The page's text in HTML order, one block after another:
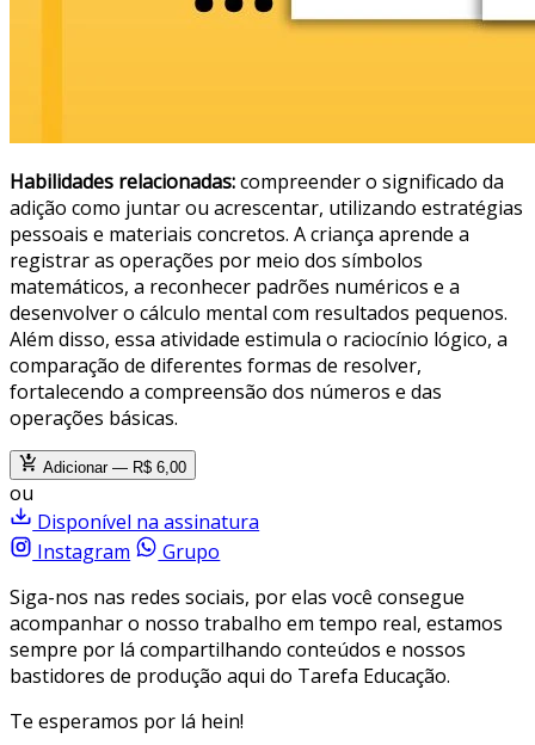
Habilidades relacionadas:compreender o significado da
adição como juntar ou acrescentar, utilizando estratégias
pessoais e materiais concretos. A criança aprende a
registrar as operações por meio dos símbolos
matemáticos, a reconhecer padrões numéricos e a
desenvolver o cálculo mental com resultados pequenos.
Além disso, essa atividade estimula o raciocínio lógico, a
comparação de diferentes formas de resolver,
fortalecendo a compreensão dos números e das
operações básicas.
Adicionar — R$ 6,00
ou
Disponível na assinatura
Instagram
Grupo
Siga-nos nas redes sociais, por elas você consegue
acompanhar o nosso trabalho em tempo real, estamos
sempre por lá compartilhando conteúdos e nossos
bastidores de produção aqui do Tarefa Educação.
Te esperamos por lá hein!